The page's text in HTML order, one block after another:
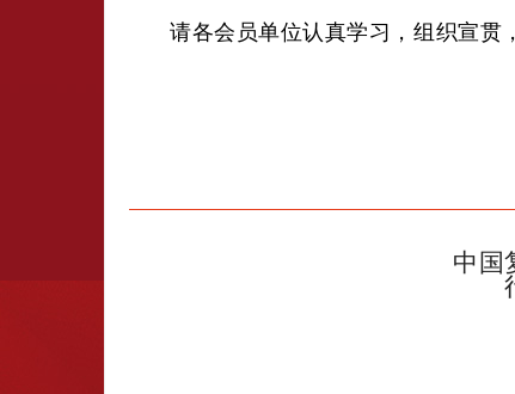
请各会员单位认真学习，组织宣贯
中国